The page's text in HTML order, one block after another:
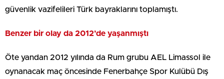
güvenlik vazifelileri Türk bayraklarını toplamıştı.
Benzer bir olay da 2012’de yaşanmıştı
Öte yandan 2012 yılında da Rum grubu AEL Limassol ile
oynanacak maç öncesinde Fenerbahçe Spor Kulübü Dış